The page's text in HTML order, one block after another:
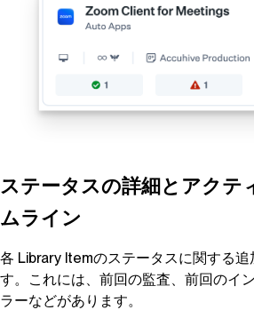
ステータスの詳細とアクテ
ムライン
各 Library Itemのステータスに関する追
す。これには、前回の監査、前回のイ
ラーなどがあります。